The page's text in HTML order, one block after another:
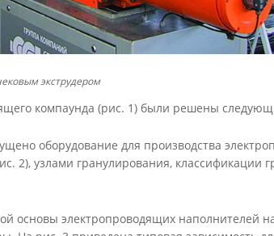
экструдером
компаунда (рис. 1) были решены
оборудование для производства
2), узлами гранулирования, классификации
основы электропроводящих наполнителей